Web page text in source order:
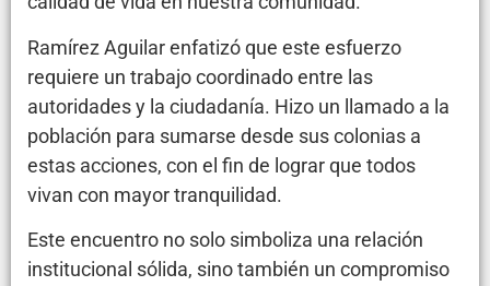
Ramírez Aguilar enfatizó que este esfuerzo
requiere un trabajo coordinado entre las
autoridades y la ciudadanía. Hizo un llamado a la
población para sumarse desde sus colonias a
estas acciones, con el fin de lograr que todos
vivan con mayor tranquilidad.
Este encuentro no solo simboliza una relación
institucional sólida, sino también un compromiso